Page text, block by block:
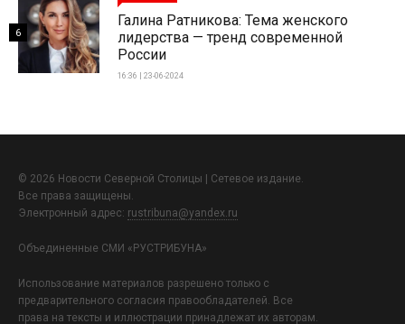
Галина Ратникова: Тема женского
лидерства — тренд современной
России
16:36 | 23-06-2024
6
© 2026 Новости Северной Столицы | Сетевое издание.
Все права защищены.
Электронный адрес: rustribuna@yandex.ru
Объединенные СМИ «РУСТРИБУНА»
Использование материалов разрешено только с
предварительного согласия правообладателей. Все
права на тексты и иллюстрации принадлежат их авторам.